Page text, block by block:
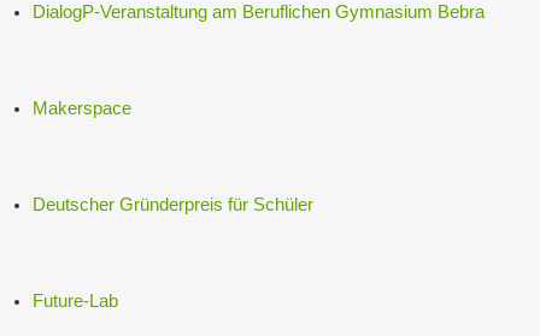
DialogP-Veranstaltung am Beruflichen Gymnasium Bebra
Makerspace
Deutscher Gründerpreis für Schüler
Future-Lab